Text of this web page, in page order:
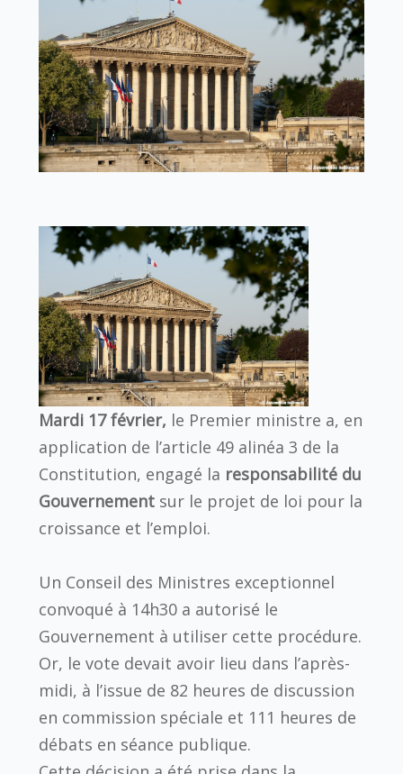
Mardi 17 février, le Premier ministre a, en
application de l’article 49 alinéa 3 de la
Constitution, engagé la responsabilité du
Gouvernementsur le projet de loi pour la
croissance et l’emploi.
Un Conseil des Ministres exceptionnel
convoqué à 14h30 a autorisé le
Gouvernement à utiliser cette procédure.
Or, le vote devait avoir lieu dans l’après-
midi, à l’issue de 82 heures de discussion
en commission spéciale et 111 heures de
débats en séance publique.